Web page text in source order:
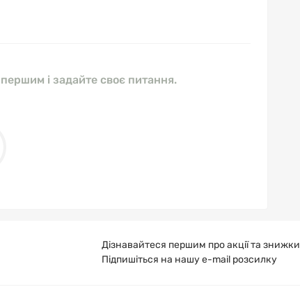
і задайте своє питання.
Дізнавайтеся першим про акції та знижки
Підпишіться на нашу e-mail розсилку